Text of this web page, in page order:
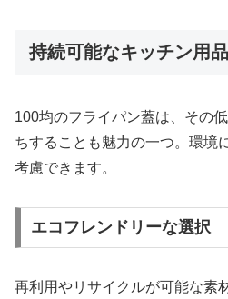
持続可能なキッチン用
100均のフライパン蓋は、その
ちすることも魅力の一つ。環境
考慮できます。
エコフレンドリーな選択
再利用やリサイクルが可能な素